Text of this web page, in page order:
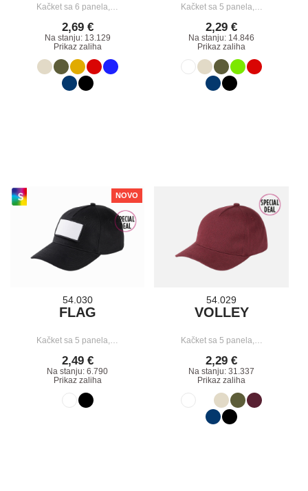
Kačket sa 6 panela,…
2,69 €
Na stanju: 13.129
Prikaz zaliha
Kačket sa 5 panela,…
2,29 €
Na stanju: 14.846
Prikaz zaliha
NOVO
54.030
FLAG
Kačket sa 5 panela,…
2,49 €
Na stanju: 6.790
Prikaz zaliha
54.029
VOLLEY
Kačket sa 5 panela,…
2,29 €
Na stanju: 31.337
Prikaz zaliha